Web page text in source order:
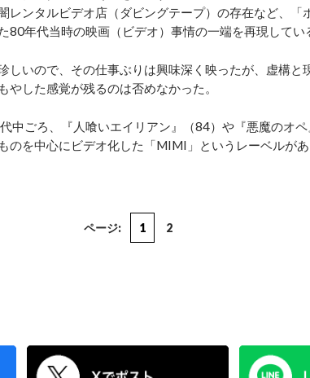
レンタルビデオ店（ダビングテープ）の存在など、「
80年代当時の映画（ビデオ）事情の一端を再現してい
いので、その仕事ぶりは興味深く映ったが、虚構と
した感覚が残るのは否めなかった。
中ごろ、『人喰いエイリアン』（84）や『悪魔のオ
のを中心にビデオ化した「MIMI」というレーベルがあ
ページ: 1 2